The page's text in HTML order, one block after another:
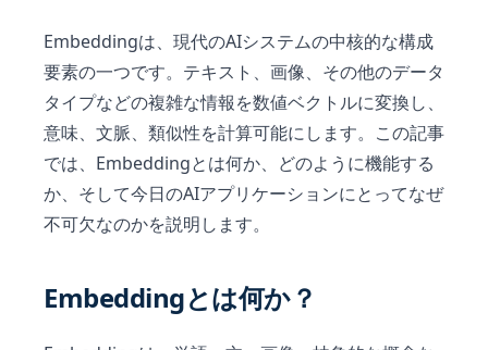
Embeddingは、現代のAIシステムの中核的な構成
要素の一つです。テキスト、画像、その他のデータ
タイプなどの複雑な情報を数値ベクトルに変換し、
意味、文脈、類似性を計算可能にします。この記事
では、Embeddingとは何か、どのように機能する
か、そして今日のAIアプリケーションにとってなぜ
不可欠なのかを説明します。
Embeddingとは何か？